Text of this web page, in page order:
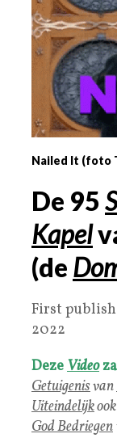
Nailed It (foto
De 95
Kapel
(de
First
2022
DezeVideo
Getuigenisvan
Uiteindelijkook
GodBedriegen